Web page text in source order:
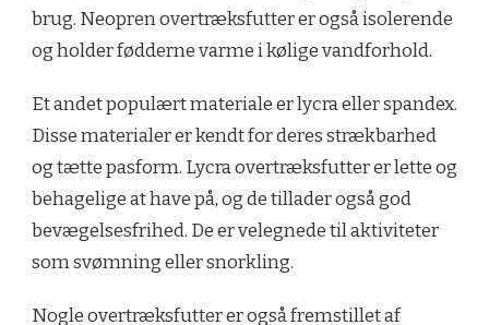
brug. Neopren overtræksfutter er også isolerende
og holder fødderne varme i kølige vandforhold.
Et andet populært materiale er lycra eller spandex.
Disse materialer er kendt for deres strækbarhed
og tætte pasform. Lycra overtræksfutter er lette og
behagelige at have på, og de tillader også god
bevægelsesfrihed. De er velegnede til aktiviteter
som svømning eller snorkling.
Nogle overtræksfutter er også fremstillet af